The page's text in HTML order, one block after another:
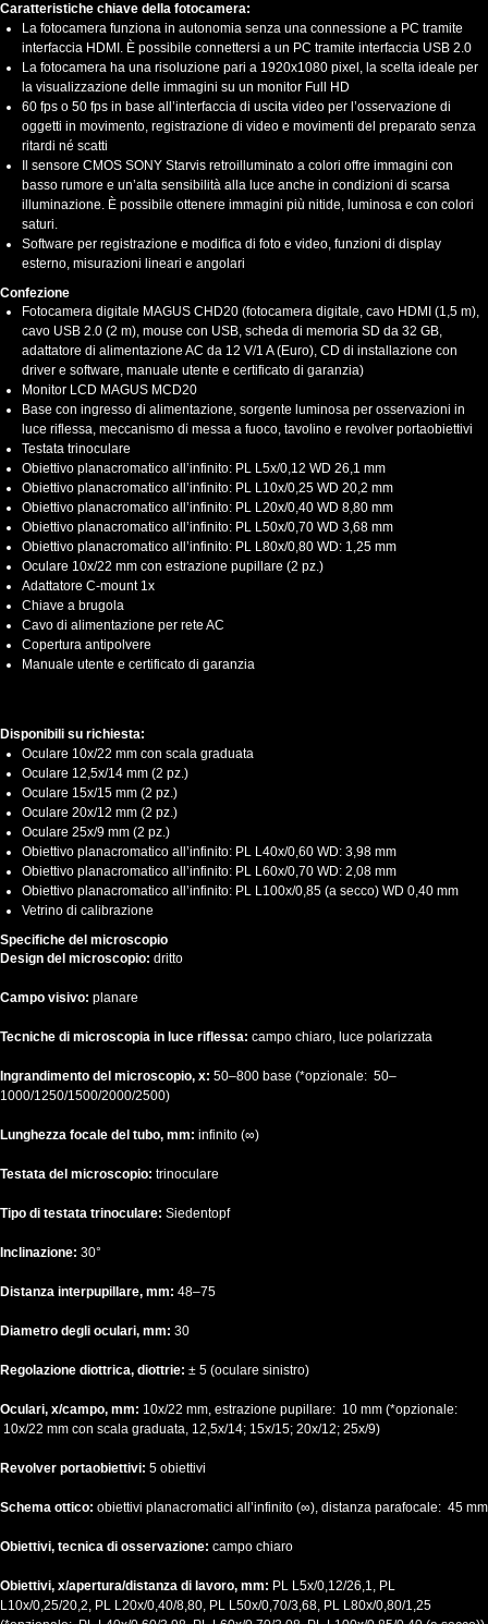
Caratteristiche chiave della fotocamera:
La fotocamera funziona in autonomia senza una connessione a PC tramite
interfaccia HDMI. È possibile connettersi a un PC tramite interfaccia USB 2.0
La fotocamera ha una risoluzione pari a 1920x1080 pixel, la scelta ideale per
la visualizzazione delle immagini su un monitor Full HD
60 fps o 50 fps in base all’interfaccia di uscita video per l’osservazione di
oggetti in movimento, registrazione di video e movimenti del preparato senza
ritardi né scatti
Il sensore CMOS SONY Starvis retroilluminato a colori offre immagini con
basso rumore e un’alta sensibilità alla luce anche in condizioni di scarsa
illuminazione. È possibile ottenere immagini più nitide, luminosa e con colori
saturi.
Software per registrazione e modifica di foto e video, funzioni di display
esterno, misurazioni lineari e angolari
Confezione
Fotocamera digitale MAGUS CHD20 (fotocamera digitale, cavo HDMI (1,5 m),
cavo USB 2.0 (2 m), mouse con USB, scheda di memoria SD da 32 GB,
adattatore di alimentazione AC da 12 V/1 A (Euro), CD di installazione con
driver e software, manuale utente e certificato di garanzia)
Monitor LCD MAGUS MCD20
Base con ingresso di alimentazione, sorgente luminosa per osservazioni in
luce riflessa, meccanismo di messa a fuoco, tavolino e revolver portaobiettivi
Testata trinoculare
Obiettivo planacromatico all’infinito: PL L5x/0,12 WD 26,1 mm
Obiettivo planacromatico all’infinito: PL L10х/0,25 WD 20,2 mm
Obiettivo planacromatico all’infinito: PL L20х/0,40 WD 8,80 mm
Obiettivo planacromatico all’infinito: PL L50х/0,70 WD 3,68 mm
Obiettivo planacromatico all’infinito: PL L80x/0,80 WD: 1,25 mm
Oculare 10x/22 mm con estrazione pupillare (2 pz.)
Adattatore C-mount 1x
Chiave a brugola
Cavo di alimentazione per rete AC
Copertura antipolvere
Manuale utente e certificato di garanzia
Disponibili su richiesta:
Oculare 10x/22 mm con scala graduata
Oculare 12,5x/14 mm (2 pz.)
Oculare 15x/15 mm (2 pz.)
Oculare 20x/12 mm (2 pz.)
Oculare 25x/9 mm (2 pz.)
Obiettivo planacromatico all’infinito: PL L40х/0,60 WD: 3,98 mm
Obiettivo planacromatico all’infinito: PL L60x/0,70 WD: 2,08 mm
Obiettivo planacromatico all’infinito: PL L100x/0,85 (a secco) WD 0,40 mm
Vetrino di calibrazione
Specifiche del microscopio
Design del microscopio: dritto
Campo visivo: planare
Tecniche di microscopia in luce riflessa: campo chiaro, luce polarizzata
Ingrandimento del microscopio, x: 50–800 base (*opzionale: 50–
1000/1250/1500/2000/2500)
Lunghezza focale del tubo, mm: infinito (∞)
Testata del microscopio: trinoculare
Tipo di testata trinoculare: Siedentopf
Inclinazione: 30°
Distanza interpupillare, mm: 48–75
Diametro degli oculari, mm: 30
Regolazione diottrica, diottrie: ± 5 (oculare sinistro)
Oculari, x/campo, mm: 10х/22 mm, estrazione pupillare: 10 mm (*opzionale:
10x/22 mm con scala graduata, 12,5x/14; 15x/15; 20x/12; 25x/9)
Revolver portaobiettivi: 5 obiettivi
Schema ottico: obiettivi planacromatici all’infinito (∞), distanza parafocale: 45 mm
Obiettivi, tecnica di osservazione: campo chiaro
Obiettivi, x/apertura/distanza di lavoro, mm: PL L5x/0,12/26,1, PL
L10x/0,25/20,2, PL L20x/0,40/8,80, PL L50x/0,70/3,68, PL L80x/0,80/1,25